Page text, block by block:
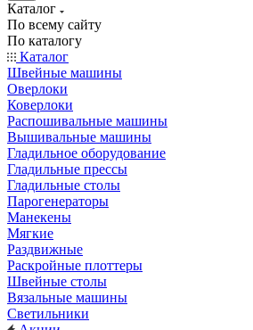
Каталог
По всему сайту
По каталогу
Каталог
Швейные машины
Оверлоки
Коверлоки
Распошивальные машины
Вышивальные машины
Гладильное оборудование
Гладильные прессы
Гладильные столы
Парогенераторы
Манекены
Мягкие
Раздвижные
Раскройные плоттеры
Швейные столы
Вязальные машины
Светильники